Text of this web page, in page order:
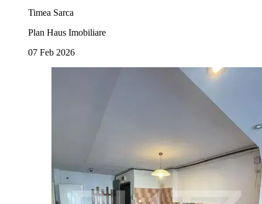
Timea Sarca
Plan Haus Imobiliare
07 Feb 2026